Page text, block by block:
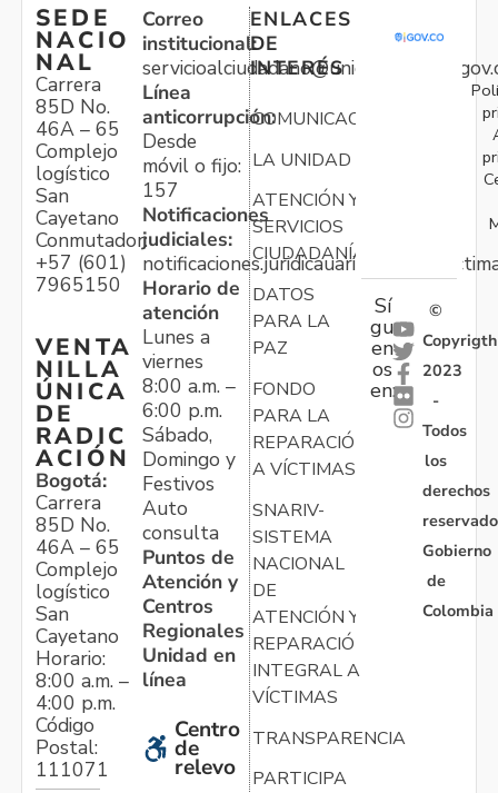
SEDE
NACIO
NAL
Carrera
85D No.
46A – 65
Complejo
logístico
San
Cayetano
Conmutador:
+57 (601)
7965150
VENTA
NILLA
ÚNICA
DE
RADIC
ACIÓN
Bogotá:
Carrera
85D No.
46A – 65
Complejo
logístico
San
Cayetano
Horario:
8:00 a.m. –
4:00 p.m.
Código
Postal:
111071
Correo
institucional:
Línea
anticorrupción:
Desde
móvil o fijo:
157
Notificaciones
judiciales:
Horario de
atención
Lunes a
viernes
8:00 a.m. –
6:00 p.m.
Sábado,
Domingo y
Festivos
Auto
consulta
Puntos de
Atención y
Centros
Regionales
Unidad en
línea
Centro
de
relevo
ENLACES
DE
INTERÉS
COMUNICACIONES
LA UNIDAD
ATENCIÓN Y
SERVICIOS
CIUDADANÍA
DATOS
PARA LA
PAZ
FONDO
PARA LA
REPARACIÓN
A VÍCTIMAS
SNARIV-
SISTEMA
NACIONAL
DE
ATENCIÓN Y
REPARACIÓN
INTEGRAL A
VÍCTIMAS
TRANSPARENCIA
PARTICIPA
Sí
gu
en
os
en:
©
Copyrigth
2023
-
Todos
los
derechos
Gobierno
de
Colombia